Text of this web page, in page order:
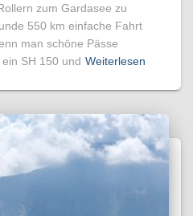
zum Gardasee zu
550 km einfache Fahrt
man schöne Pässe
SH 150 und Weiterlesen